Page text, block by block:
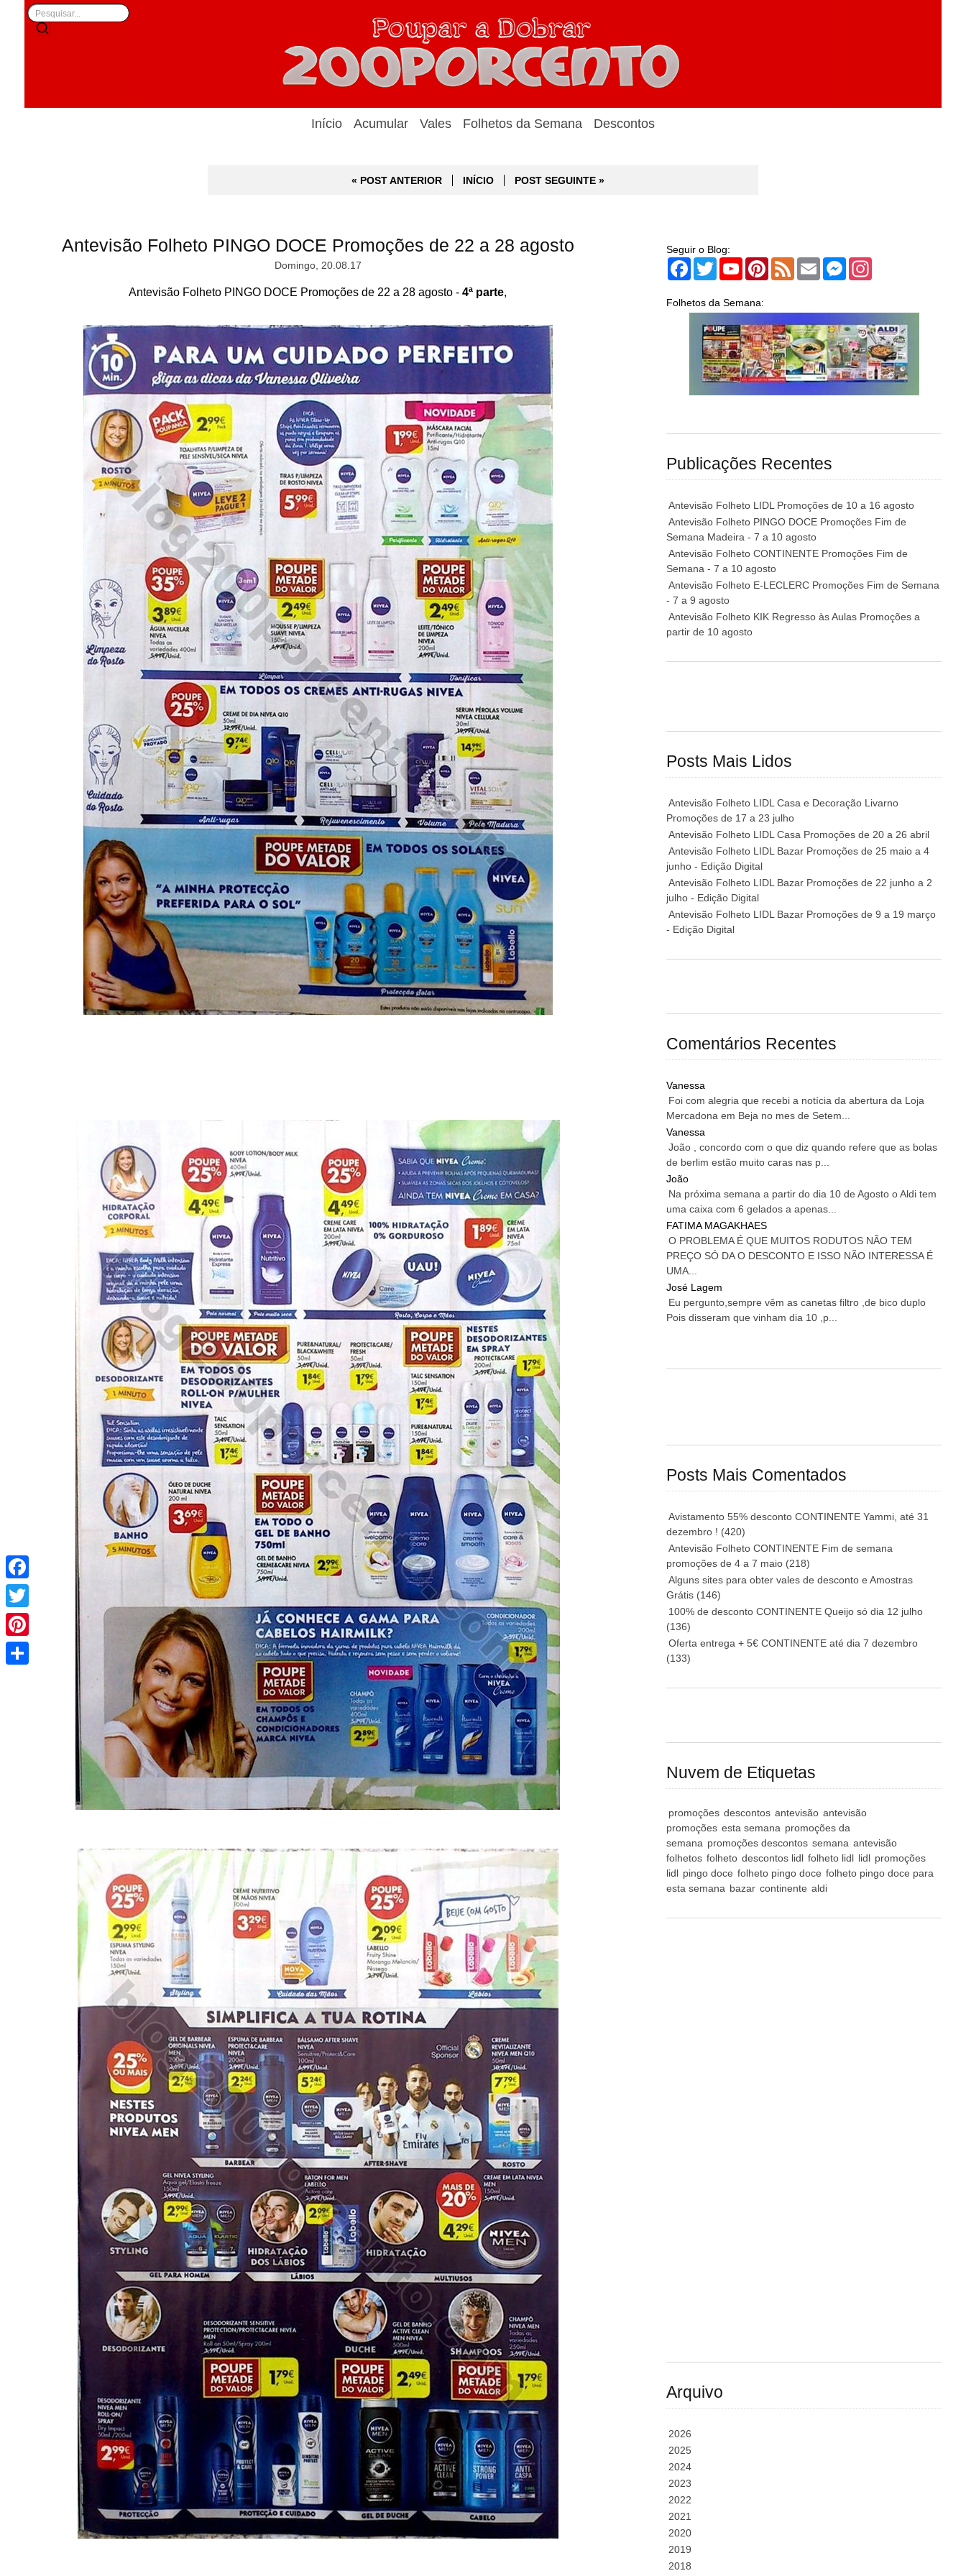
Início Acumular Vales Folhetos da Semana Descontos
« POST ANTERIOR INÍCIO POST SEGUINTE »
Antevisão Folheto PINGO DOCE Promoções de 22 a 28 agosto
Domingo, 20.08.17
Antevisão Folheto PINGO DOCE Promoções de 22 a 28 agosto -4ª parte
Seguir o Blog:
Facebook
TwitterYouTubePinterest
Feed Email Messenger
Folhetos da Semana:
Publicações Recentes
Antevisão Folheto LIDL Promoções de 10 a 16 agosto
Antevisão Folheto PINGO DOCE Promoções Fim de
Semana Madeira - 7 a 10 agosto
Antevisão Folheto CONTINENTE Promoções Fim de
Semana - 7 a 10 agosto
Antevisão Folheto E-LECLERC Promoções Fim de Semana
- 7 a 9 agosto
Antevisão Folheto KIK Regresso às Aulas Promoções a
partir de 10 agosto
Posts Mais Lidos
Antevisão Folheto LIDL Casa e Decoração Livarno
Promoções de 17 a 23 julho
Antevisão Folheto LIDL Casa Promoções de 20 a 26 abril
Antevisão Folheto LIDL Bazar Promoções de 25 maio a 4
junho - Edição Digital
Antevisão Folheto LIDL Bazar Promoções de 22 junho a 2
julho - Edição Digital
Antevisão Folheto LIDL Bazar Promoções de 9 a 19 março
- Edição Digital
Comentários Recentes
Vanessa
Foi com alegria que recebi a notícia da abertura da Loja
Mercadona em Beja no mes de Setem...
Vanessa
João , concordo com o que diz quando refere que as bolas
de berlim estão muito caras nas p...
João
Na próxima semana a partir do dia 10 de Agosto o Aldi tem
uma caixa com 6 gelados a apenas...
FATIMA MAGAKHAES
O PROBLEMA É QUE MUITOS RODUTOS NÃO TEM
PREÇO SÓ DA O DESCONTO E ISSO NÃO INTERESSA É
UMA...
José Lagem
Eu pergunto,sempre vêm as canetas filtro ,de bico duplo
Pois disseram que vinham dia 10 ,p...
Posts Mais Comentados
Avistamento 55% desconto CONTINENTE Yammi, até 31
dezembro ! (420)
Antevisão Folheto CONTINENTE Fim de semana
promoções de 4 a 7 maio (218)
Alguns sites para obter vales de desconto e Amostras
Grátis (146)
100% de desconto CONTINENTE Queijo só dia 12 julho
(136)
Oferta entrega + 5€ CONTINENTE até dia 7 dezembro
(133)
Nuvem de Etiquetas
promoções descontos antevisão antevisão
promoções esta semana promoções da
semana promoções descontos semana antevisão
folhetos folheto descontos lidl folheto lidl lidl promoções
lidl pingo doce folheto pingo doce folheto pingo doce para
esta semana bazar continente aldi
Arquivo
2026
2025
2024
2023
2022
2021
2020
2019
2018